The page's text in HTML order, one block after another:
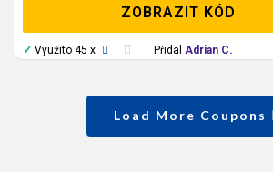
ZOBRAZIT KÓD
✓ Využito 45 x Přidal Adrian C.
Load More Coupons